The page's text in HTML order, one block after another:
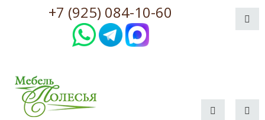
+7 (925) 084-10-60